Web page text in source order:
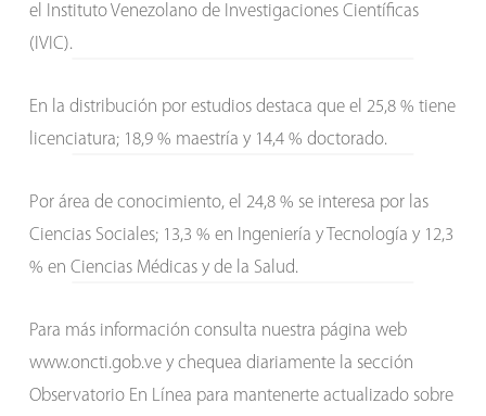
el Instituto Venezolano de Investigaciones Científicas
(IVIC).
En la distribución por estudios destaca que el 25,8 % tiene
licenciatura; 18,9 % maestría y 14,4 % doctorado.
Por área de conocimiento, el 24,8 % se interesa por las
Ciencias Sociales; 13,3 % en Ingeniería y Tecnología y 12,3
% en Ciencias Médicas y de la Salud.
Para más información consulta nuestra página web
www.oncti.gob.ve y chequea diariamente la sección
Observatorio En Línea para mantenerte actualizado sobre